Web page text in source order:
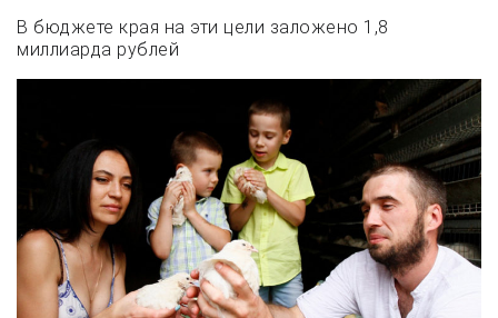
В бюджете края на эти цели заложено 1,8
миллиарда рублей